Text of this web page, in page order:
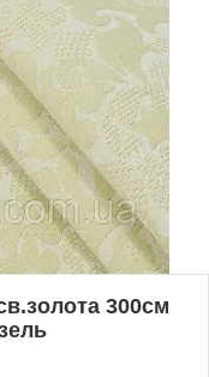
300см